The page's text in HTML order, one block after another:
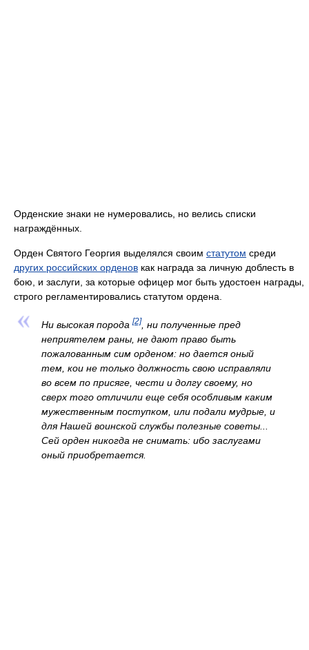
Орденские знаки не нумеровались, но велись списки
награждённых.
Орден Святого Георгия выделялся своим статутом среди
других российских орденов как награда за личную доблесть в
бою, и заслуги, за которые офицер мог быть удостоен награды,
строго регламентировались статутом ордена.
Ни высокая порода[2], ни полученные пред
неприятелем раны, не дают право быть
пожалованным сим орденом: но дается оный
тем, кои не только должность свою исправляли
во всем по присяге, чести и долгу своему, но
сверх того отличили еще себя особливым каким
мужественным поступком, или подали мудрые, и
для Нашей воинской службы полезные советы...
Сей орден никогда не снимать: ибо заслугами
оный приобретается.